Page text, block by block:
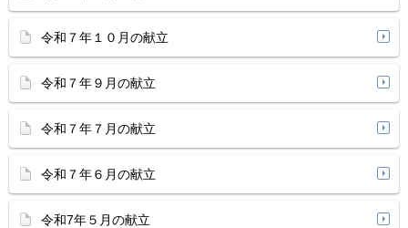
令和７年１０月の献立
令和７年９月の献立
令和７年７月の献立
令和７年６月の献立
令和7年５月の献立